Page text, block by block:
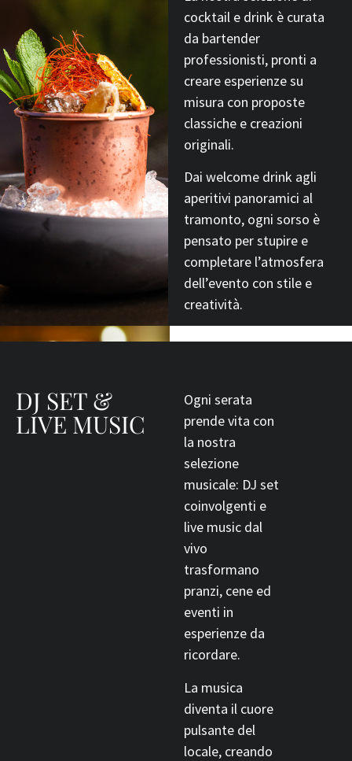
cocktail e drink è curata
da bartender
professionisti, pronti a
creare esperienze su
misura con proposte
classiche e creazioni
originali.
Dai welcome drink agli
aperitivi panoramici al
tramonto, ogni sorso è
pensato per stupire e
completare l’atmosfera
dell’evento con stile e
creatività.
DJ SET &
LIVE MUSIC
Ogni serata
prende vita con
la nostra
selezione
musicale: DJ set
coinvolgenti e
live music dal
vivo
trasformano
pranzi, cene ed
eventi in
esperienze da
ricordare.
La musica
diventa il cuore
pulsante del
locale, creando